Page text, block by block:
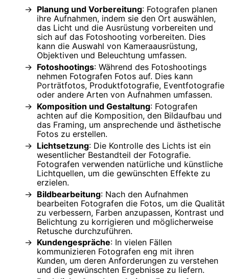
Planung und Vorbereitung: Fotografen planen
ihre Aufnahmen, indem sie den Ort auswählen,
das Licht und die Ausrüstung vorbereiten und
sich auf das Fotoshooting vorbereiten. Dies
kann die Auswahl von Kameraausrüstung,
Objektiven und Beleuchtung umfassen.
Fotoshootings: Während des Fotoshootings
nehmen Fotografen Fotos auf. Dies kann
Porträtfotos, Produktfotografie, Eventfotografie
oder andere Arten von Aufnahmen umfassen.
Komposition und Gestaltung: Fotografen
achten auf die Komposition, den Bildaufbau und
das Framing, um ansprechende und ästhetische
Fotos zu erstellen.
Lichtsetzung: Die Kontrolle des Lichts ist ein
wesentlicher Bestandteil der Fotografie.
Fotografen verwenden natürliche und künstliche
Lichtquellen, um die gewünschten Effekte zu
erzielen.
Bildbearbeitung: Nach den Aufnahmen
bearbeiten Fotografen die Fotos, um die Qualität
zu verbessern, Farben anzupassen, Kontrast und
Belichtung zu korrigieren und möglicherweise
Retusche durchzuführen.
Kundengespräche: In vielen Fällen
kommunizieren Fotografen eng mit ihren
Kunden, um deren Anforderungen zu verstehen
und die gewünschten Ergebnisse zu liefern.